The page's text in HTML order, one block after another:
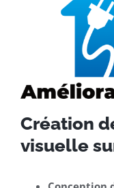
Création
visuelle